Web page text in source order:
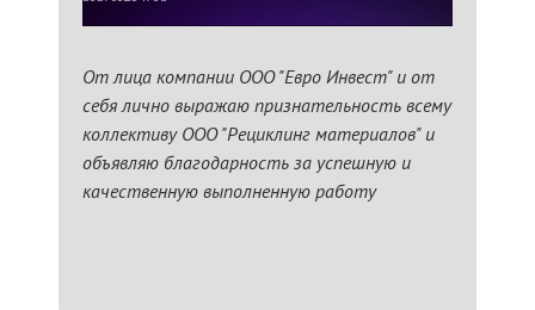
От лица компании ООО "Евро Инвест" и от
себя лично выражаю признательность всему
коллективу ООО "Рециклинг материалов" и
объявляю благодарность за успешную и
качественную выполненную работу